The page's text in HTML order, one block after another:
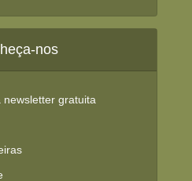
nos
newsletter gratuita